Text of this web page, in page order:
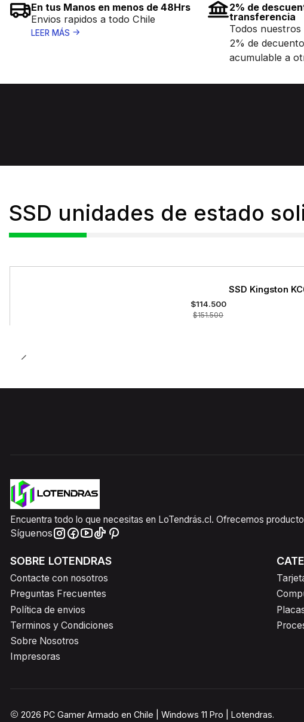
En tus Manos en menos de 48Hrs
Envios rapidos a todo Chile
LEER MÁS
2% de
transferencia
Todos
2% de
acumulable a
SSD unidades de estado
SSD Kingston
$114.500
$151.500
Encuentra todo lo que necesitas en LoTendrás.cl. Ofrecemos
Síguenos
SOBRE LOTENDRAS
Contacte con nosotros
Preguntas Frecuentes
Política de envios
Terminos y Condiciones
Sobre Nosotros
Impresoras
2026 PC Gamer Armado en Chile | Windows 11 Pro | Lotendras.